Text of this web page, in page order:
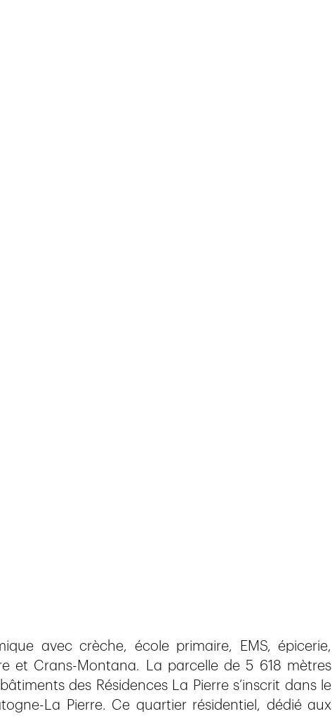
avec crèche, école primaire, EMS, épicerie,
et Crans-Montana. La parcelle de 5 618 mètres
des Résidences La Pierre s’inscrit dans le
La Pierre. Ce quartier résidentiel, dédié aux